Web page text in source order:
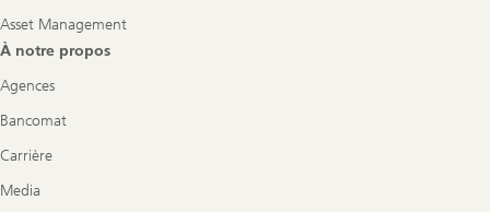
Asset Management
À notre propos
Agences
Bancomat
Carrière
Media